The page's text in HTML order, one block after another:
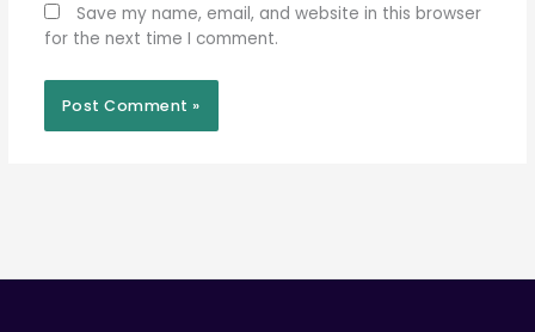
Save my name, email, and website in this browser
for the next time I comment.